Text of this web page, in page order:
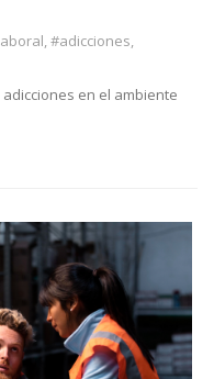
#adicciones,
en el ambiente